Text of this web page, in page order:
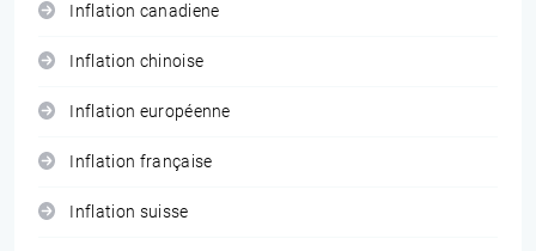
Inflation canadiene
Inflation chinoise
Inflation européenne
Inflation française
Inflation suisse